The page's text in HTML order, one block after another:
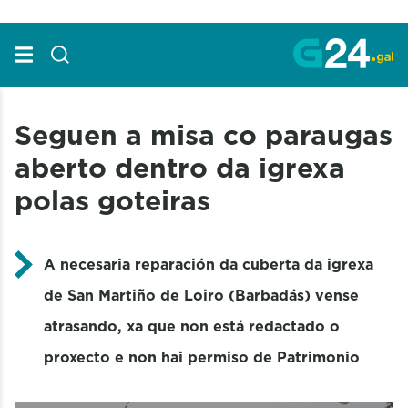
Seguen a misa co paraugas
aberto dentro da igrexa
polas goteiras
A necesaria reparación da cuberta da igrexa
de San Martiño de Loiro (Barbadás) vense
atrasando, xa que non está redactado o
proxecto e non hai permiso de Patrimonio